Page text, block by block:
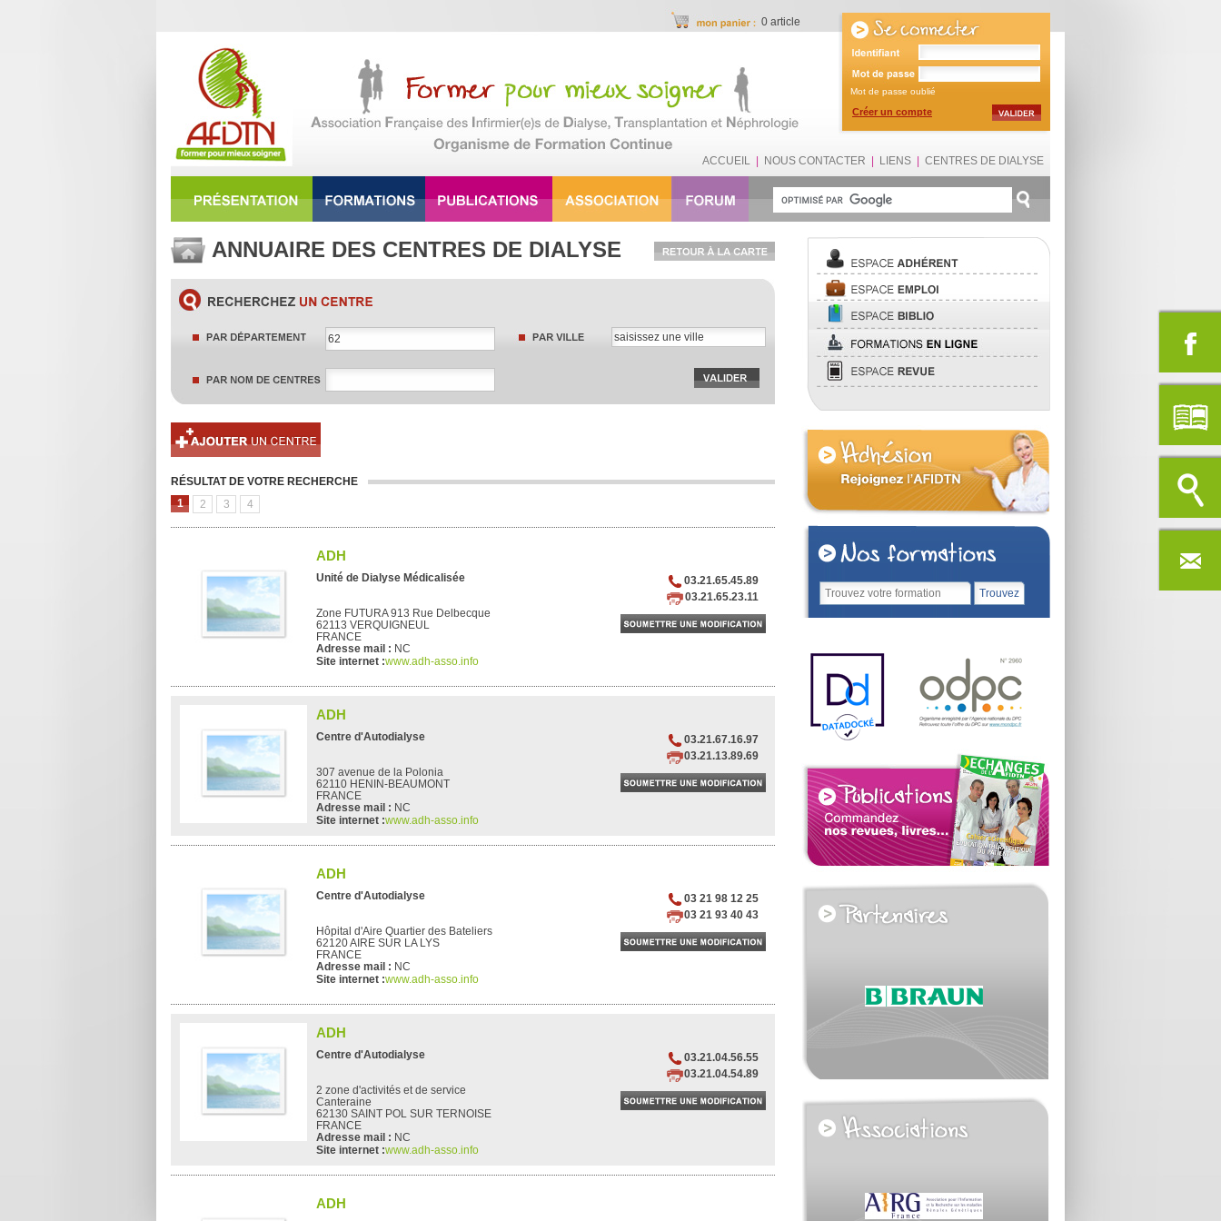
0 article
Mot de passe oublié
Créer un compte
ACCUEIL NOUS CONTACTER LIENS CENTRES DE DIALYSE
ANNUAIRE DES CENTRES DE DIALYSE
RÉSULTAT DE VOTRE RECHERCHE
1
2 3 4
ADH
Unité de Dialyse Médicalisée
Zone FUTURA 913 Rue Delbecque
62113 VERQUIGNEUL
FRANCE
Adresse mail : NC
Site internet :www.adh-asso.info
03.21.65.45.89
03.21.65.23.11
ADH
Centre d'Autodialyse
307 avenue de la Polonia
62110 HENIN-BEAUMONT
FRANCE
Adresse mail : NC
Site internet :www.adh-asso.info
03.21.67.16.97
03.21.13.89.69
ADH
Centre d'Autodialyse
Hôpital d'Aire Quartier des Bateliers
62120 AIRE SUR LA LYS
FRANCE
Adresse mail : NC
Site internet :www.adh-asso.info
03 21 98 12 25
03 21 93 40 43
ADH
Centre d'Autodialyse
2 zone d'activités et de service
Canteraine
62130 SAINT POL SUR TERNOISE
FRANCE
Adresse mail : NC
Site internet :www.adh-asso.info
03.21.04.56.55
03.21.04.54.89
ADH